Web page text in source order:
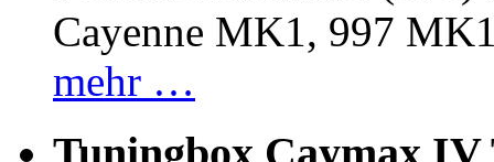
Cayenne MK1, 997
mehr …